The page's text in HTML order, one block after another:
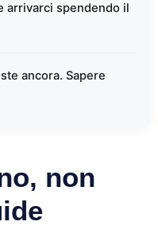
arrivarci spendendo il
ancora. Sapere
non